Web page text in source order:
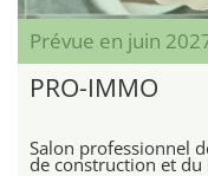
Prévue en juin
PRO-IMMO
Salon professionnel
de construction et du